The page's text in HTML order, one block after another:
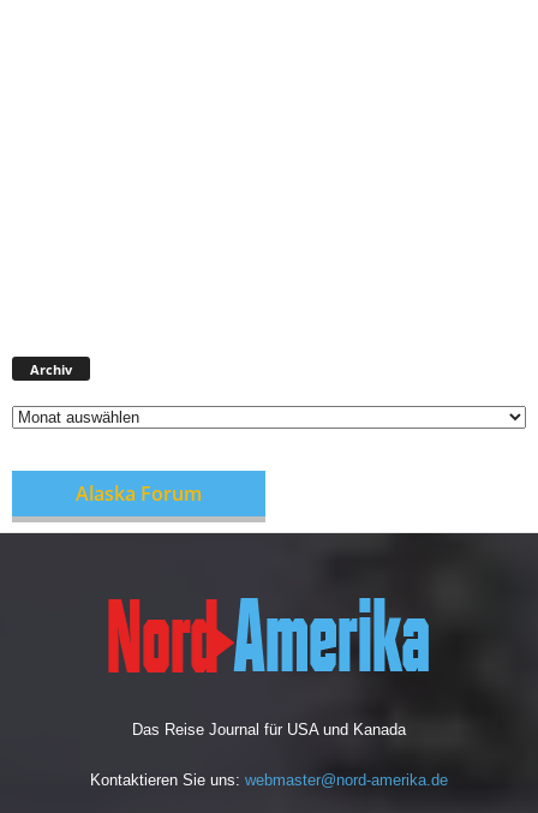
Archiv
h
v
Alaska Forum
Das Reise Journal für USA und Kanada
Kontaktieren Sie uns: webmaster@nord-amerika.de